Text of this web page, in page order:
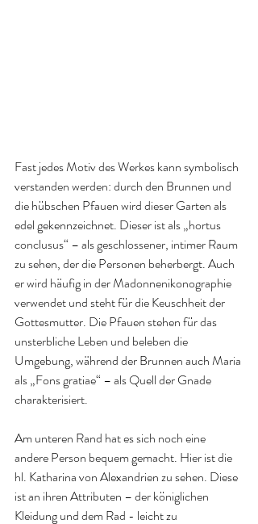
Fast jedes Motiv des Werkes kann symbolisch
verstanden werden: durch den Brunnen und
die hübschen Pfauen wird dieser Garten als
edel gekennzeichnet. Dieser ist als „hortus
conclusus“ – als geschlossener, intimer Raum
zu sehen, der die Personen beherbergt. Auch
er wird häufig in der Madonnenikonographie
verwendet und steht für die Keuschheit der
Gottesmutter. Die Pfauen stehen für das
unsterbliche Leben und beleben die
Umgebung, während der Brunnen auch Maria
als „Fons gratiae“ – als Quell der Gnade
charakterisiert.
Am unteren Rand hat es sich noch eine
andere Person bequem gemacht. Hier ist die
hl. Katharina von Alexandrien zu sehen. Diese
ist an ihren Attributen – der königlichen
Kleidung und dem Rad - leicht zu